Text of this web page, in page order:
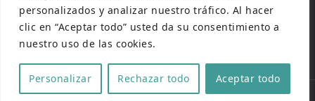
personalizados y analizar nuestro tráfico. Al hacer
clic en “Aceptar todo” usted da su consentimiento a
nuestro uso de las cookies.
Personalizar Rechazar todo Aceptar todo